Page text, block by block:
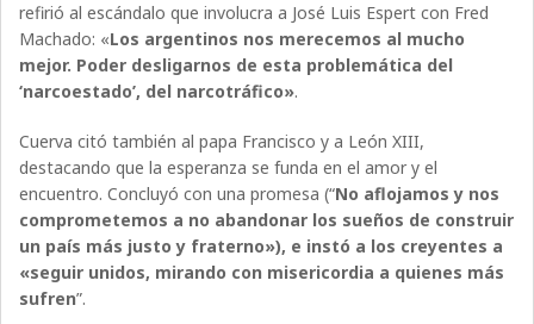
refirió al escándalo que involucra a José Luis Espert con Fred
Machado: «Los argentinos nos merecemos al mucho
mejor. Poder desligarnos de esta problemática del
‘narcoestado’, del narcotráfico».
Cuerva citó también al papa Francisco y a León XIII,
destacando que la esperanza se funda en el amor y el
encuentro. Concluyó con una promesa (“No aflojamos y nos
comprometemos a no abandonar los sueños de construir
un país más justo y fraterno»), e instó a los creyentes a
«seguir unidos, mirando con misericordia a quienes más
sufren”.